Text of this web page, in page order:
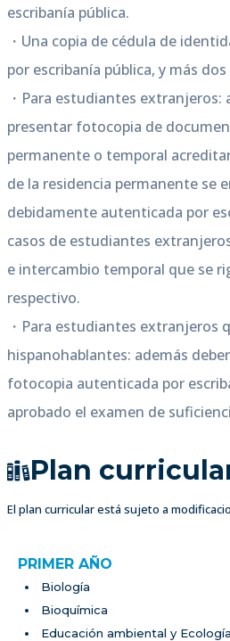
escribanía pública.
・Una copia de cédula de
por escribanía pública, y más
・Para estudiantes extranjeros:
presentar fotocopia de
permanente o temporal
de la residencia permanente se
debidamente autenticada por
casos de estudiantes
e intercambio temporal que se
respectivo.
・Para estudiantes extranjeros
hispanohablantes: además
fotocopia autenticada por
aprobado el examen de
Plan
El plan curricular está sujeto a
PRIMER AÑO
Biología
Bioquímica
Educación ambiental y